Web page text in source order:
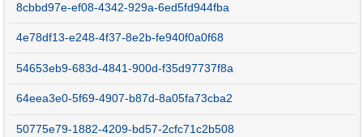
8cbbd97e-ef08-4342-929a-6ed5fd944fba
4e78df13-e248-4f37-8e2b-fe940f0a0f68
54653eb9-683d-4841-900d-f35d97737f8a
64eea3e0-5f69-4907-b87d-8a05fa73cba2
50775e79-1882-4209-bd57-2cfc71c2b508